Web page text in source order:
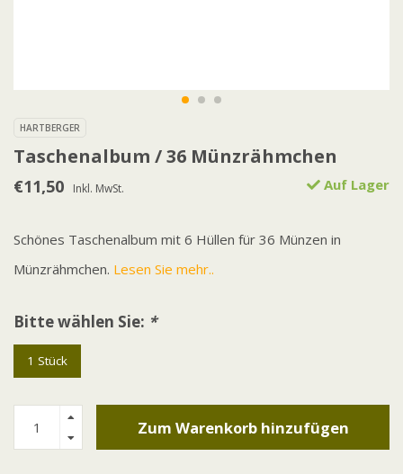
HARTBERGER
Taschenalbum / 36 Münzrähmchen
€11,50 Inkl. MwSt. Auf Lager
Schönes Taschenalbum mit 6 Hüllen für 36 Münzen in
Münzrähmchen. Lesen Sie mehr..
Bitte wählen Sie: *
1 Stück
Zum Warenkorb hinzufügen